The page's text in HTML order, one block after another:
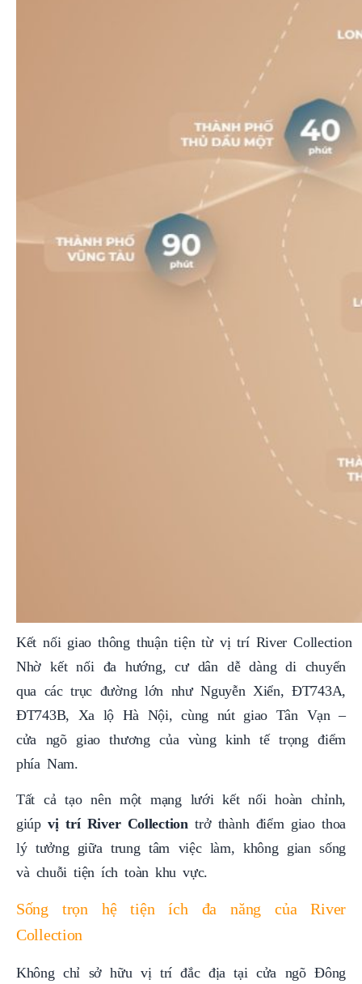
Kết nối giao thông thuận tiện từ vị trí River Collection
Nhờ kết nối đa hướng, cư dân dễ dàng di chuyển
qua các trục đường lớn như Nguyễn Xiển, ĐT743A,
ĐT743B, Xa lộ Hà Nội, cùng nút giao Tân Vạn –
cửa ngõ giao thương của vùng kinh tế trọng điểm
phía Nam.
Tất cả tạo nên một mạng lưới kết nối hoàn chỉnh,
giúpvị trí River Collectiontrở thành điểm giao thoa
lý tưởng giữa trung tâm việc làm, không gian sống
và chuỗi tiện ích toàn khu vực.
Sống trọn hệ tiện ích đa năng của River
Collection
Không chỉ sở hữu vị trí đắc địa tại cửa ngõ Đông